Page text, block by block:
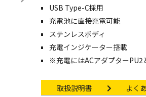
USB Type-C採用
充電池に直接充電可能
ステンレスボディ
充電インジケーター搭載
※充電にはACアダプターPU2
Instruction manual
取扱説明書 Other
よく